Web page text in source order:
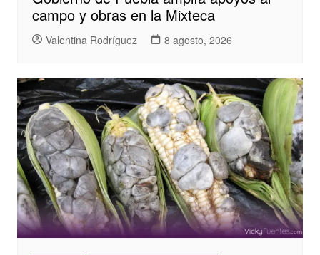
campo y obras en la Mixteca
Valentina Rodríguez 8 agosto, 2026